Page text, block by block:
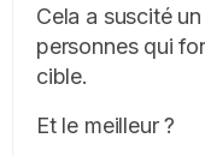
Cela a suscité
personnes qui
cible.
Et le meilleur ?